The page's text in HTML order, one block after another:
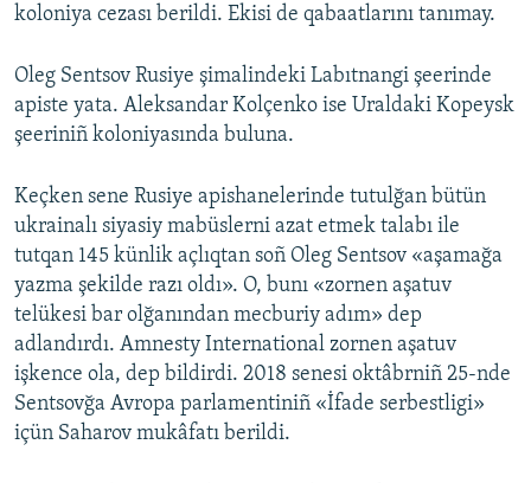
koloniya cezası berildi. Ekisi de qabaatlarını tanımay.
Oleg Sentsov Rusiye şimalindeki Labıtnangi şeerinde
apiste yata. Aleksandar Kolçenko ise Uraldaki Kopeysk
şeeriniñ koloniyasında buluna.
Keçken sene Rusiye apishanelerinde tutulğan bütün
ukrainalı siyasiy mabüslerni azat etmek talabı ile
tutqan 145 künlik açlıqtan soñ Oleg Sentsov «aşamağa
yazma şekilde razı oldı». O, bunı «zornen aşatuv
telükesi bar olğanından mecburiy adım» dep
adlandırdı. Amnesty International zornen aşatuv
işkence ola, dep bildirdi. 2018 senesi oktâbrniñ 25-nde
Sentsovğa Avropa parlamentiniñ «İfade serbestligi»
içün Saharov mukâfatı berildi.